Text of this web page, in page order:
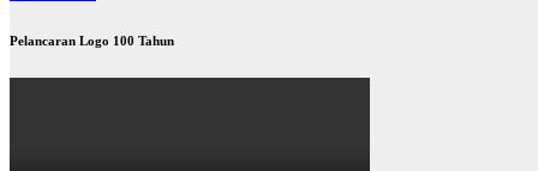
Pelancaran Logo 100 Tahun